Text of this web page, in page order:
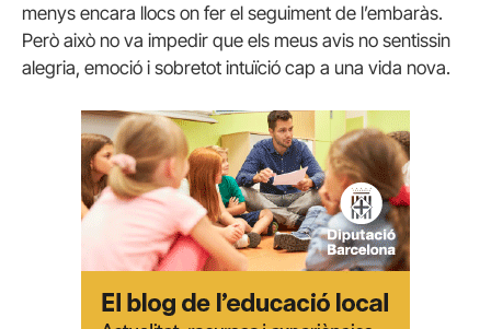
menys encara llocs on fer el seguiment de l’embaràs.
Però això no va impedir que els meus avis no sentissin
alegria, emoció i sobretot intuïció cap a una vida nova.